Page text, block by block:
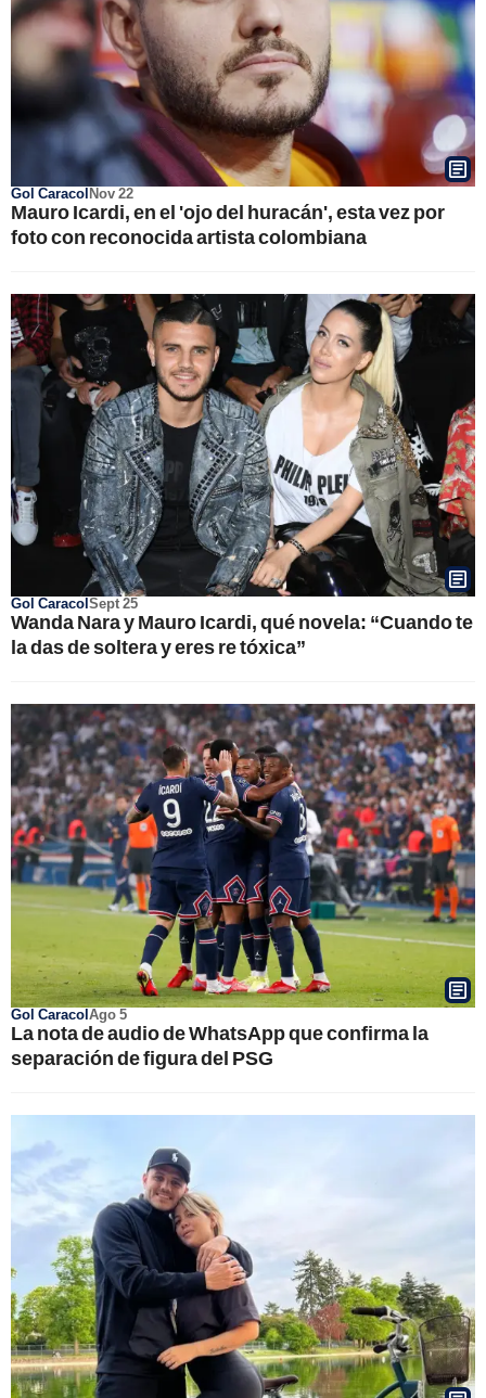
Gol CaracolNov 22
Mauro Icardi, en el 'ojo del huracán', esta vez por
foto con reconocida artista colombiana
Gol CaracolSept 25
Wanda Nara y Mauro Icardi, qué novela: “Cuando te
la das de soltera y eres re tóxica”
Gol CaracolAgo 5
La nota de audio de WhatsApp que confirma la
separación de figura del PSG